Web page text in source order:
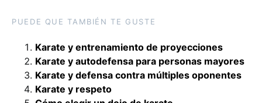
PUEDE QUE TAMBIÉN TE GUSTE
Karate y entrenamiento de proyecciones
Karate y autodefensa para personas mayores
Karate y defensa contra múltiples oponentes
Karate y respeto